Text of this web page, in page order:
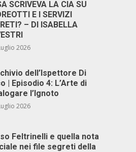
SCRIVEVA LA CIA SU
E I SERVIZI
– DI ISABELLA
2026
dell’Ispettore Di
| Episodio 4: L’Arte di
l’Ignoto
2026
Feltrinelli e quella nota
nei file segreti della